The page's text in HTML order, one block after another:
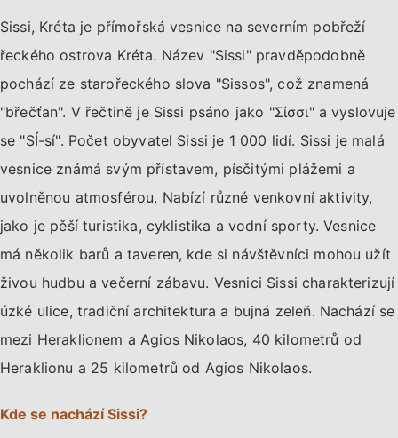
Sissi, Kréta je přímořská vesnice na severním pobřeží
řeckého ostrova Kréta. Název "Sissi" pravděpodobně
pochází ze starořeckého slova "Sissos", což znamená
"břečťan". V řečtině je Sissi psáno jako "Σίσσι" a vyslovuje
se "SÍ-sí". Počet obyvatel Sissi je 1 000 lidí. Sissi je malá
vesnice známá svým přístavem, písčitými plážemi a
uvolněnou atmosférou. Nabízí různé venkovní aktivity,
jako je pěší turistika, cyklistika a vodní sporty. Vesnice
má několik barů a taveren, kde si návštěvníci mohou užít
živou hudbu a večerní zábavu. Vesnici Sissi charakterizují
úzké ulice, tradiční architektura a bujná zeleň. Nachází se
mezi Heraklionem a Agios Nikolaos, 40 kilometrů od
Heraklionu a 25 kilometrů od Agios Nikolaos.
Kde se nachází Sissi?